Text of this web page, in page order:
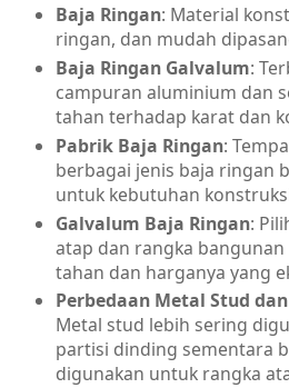
Baja Ringan: Material
ringan, dan mudah
Baja Ringan Galvalum:
campuran aluminium dan
tahan terhadap karat dan
Pabrik Baja Ringan:
berbagai jenis baja ringan
untuk kebutuhan
Galvalum Baja Ringan:
atap dan rangka bangunan
tahan dan harganya yang
Perbedaan Metal Stud
Metal stud lebih sering
partisi dinding sementara
digunakan untuk rangka